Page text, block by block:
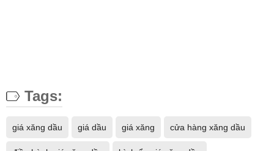
Tags:
giá xăng dầu giá dầu giá xăng cửa hàng xăng dầu